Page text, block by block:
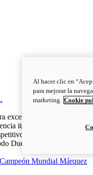
excelencia italiana.
italiana, con ADN
la Panigale es el
Ducatista.
Mundial Márquez
Al hacer clic en
para mejorar la
marketing. Cookie